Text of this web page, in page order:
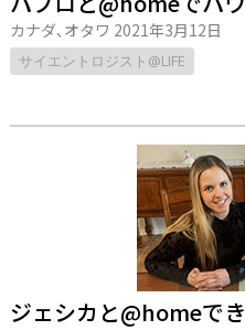
カナダ､オタワ 2021年3月12日
サイエントロジスト@LIFE
ジェシカと@homeで